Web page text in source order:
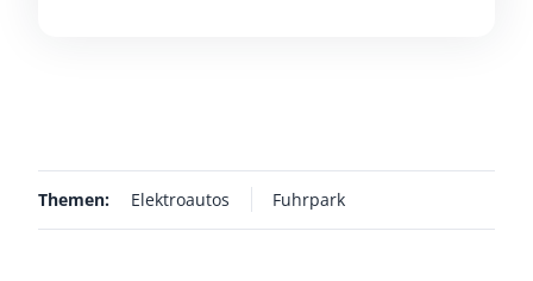
Themen: Elektroautos Fuhrpark